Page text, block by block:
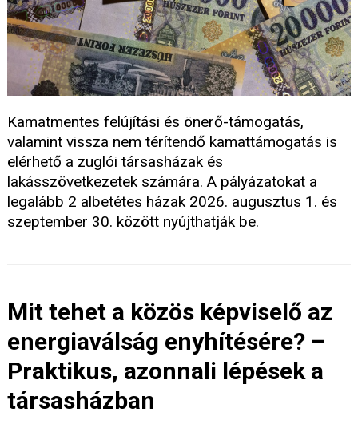
Kamatmentes felújítási és önerő-támogatás,
valamint vissza nem térítendő kamattámogatás is
elérhető a zuglói társasházak és
lakásszövetkezetek számára. A pályázatokat a
legalább 2 albetétes házak 2026. augusztus 1. és
szeptember 30. között nyújthatják be.
Mit tehet a közös képviselő az
energiaválság enyhítésére? –
Praktikus, azonnali lépések a
társasházban